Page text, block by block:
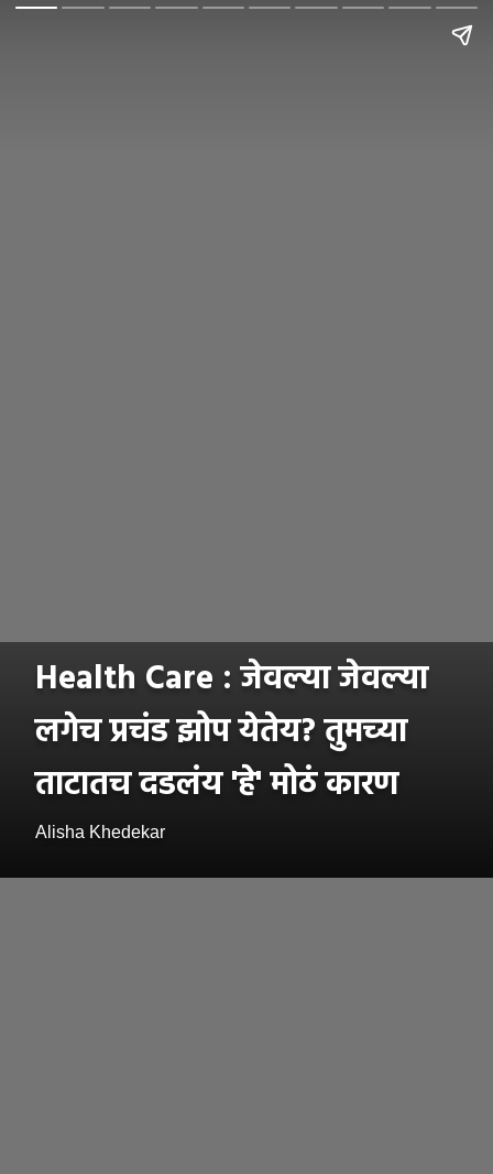
Health Care : जेवल्या जेवल्या
लगेच प्रचंड झोप येतेय? तुमच्या
ताटातच दडलंय 'हे' मोठं कारण
Alisha Khedekar